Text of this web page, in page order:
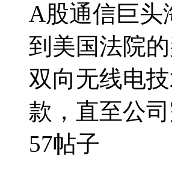
A股通信巨头
到美国法院
双向无线电
款，直至公
57帖子